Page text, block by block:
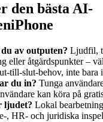
den bästa AI-
av outputen? Ljudfil,
eller åtgärdspunkter –
till-slut-behov, inte bara
du in? Tunga
kan köra på
ljudet? Lokal
, HR- och juridiska